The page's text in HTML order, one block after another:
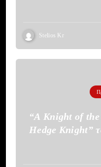
Stelios Kr
“A Knight of
Hedge Knight”